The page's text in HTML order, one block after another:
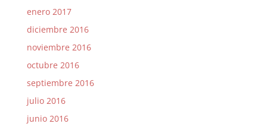
enero 2017
diciembre 2016
noviembre 2016
octubre 2016
septiembre 2016
julio 2016
junio 2016